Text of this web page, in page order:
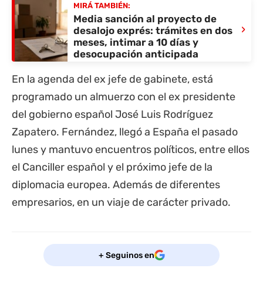
MIRÁ TAMBIÉN:
Media sanción al proyecto de
desalojo exprés: trámites en dos
meses, intimar a 10 días y
desocupación anticipada
›
En la agenda del ex jefe de gabinete, está
programado un almuerzo con el ex presidente
del gobierno español José Luis Rodríguez
Zapatero. Fernández, llegó a España el pasado
lunes y mantuvo encuentros políticos, entre ellos
el Canciller español y el próximo jefe de la
diplomacia europea. Además de diferentes
empresarios, en un viaje de carácter privado.
+ Seguinos en